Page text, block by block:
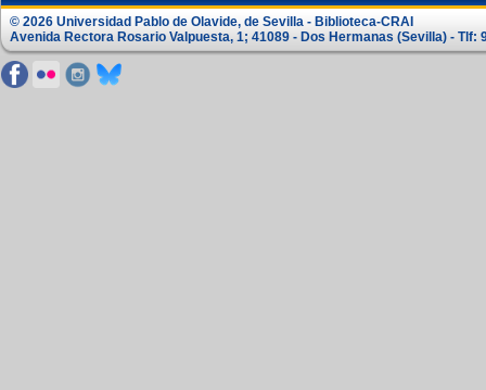
© 2026 Universidad Pablo de Olavide, de Sevilla - Biblioteca-CRAI
Avenida Rectora Rosario Valpuesta, 1; 41089 - Dos Hermanas (Sevilla) - Tlf: